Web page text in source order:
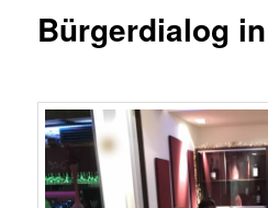
Bürgerdialog